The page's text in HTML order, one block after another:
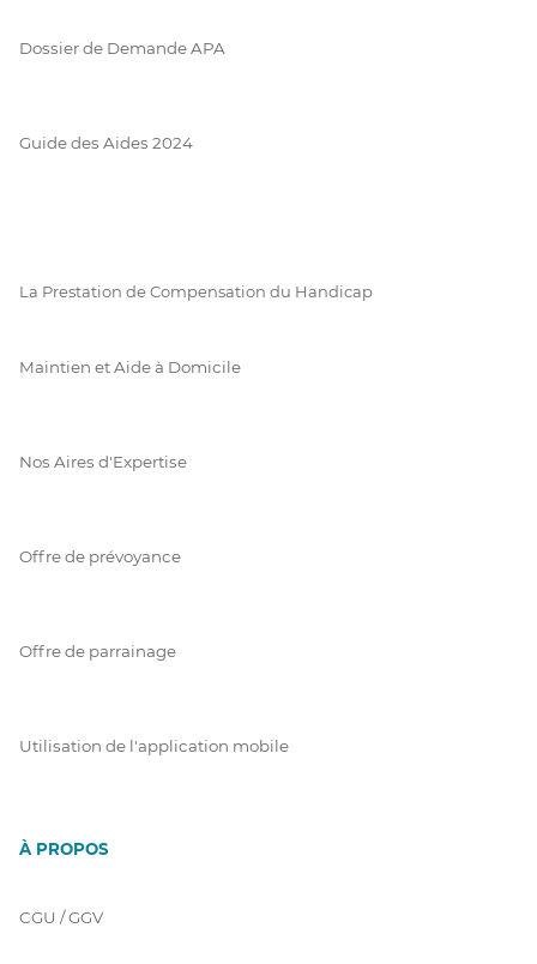
Dossier de Demande APA
Guide des Aides 2024
La Prestation de Compensation du Handicap
Maintien et Aide à Domicile
Nos Aires d'Expertise
Offre de prévoyance
Offre de parrainage
Utilisation de l'application mobile
À PROPOS
CGU / GGV